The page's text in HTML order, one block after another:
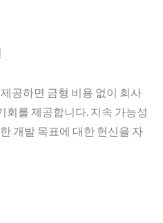
공하면 금형 비용 없이 회사
회를 제공합니다. 지속 가능성
개발 목표에 대한 헌신을 자